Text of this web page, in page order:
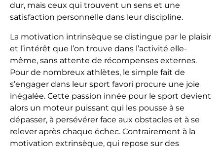
dur, mais ceux qui trouvent un sens et une
satisfaction personnelle dans leur discipline.
La motivation intrinsèque se distingue par le plaisir
et l’intérêt que l’on trouve dans l’activité elle-
même, sans attente de récompenses externes.
Pour de nombreux athlètes, le simple fait de
s’engager dans leur sport favori procure une joie
inégalée. Cette passion innée pour le sport devient
alors un moteur puissant qui les pousse à se
dépasser, à persévérer face aux obstacles et à se
relever après chaque échec. Contrairement à la
motivation extrinsèque, qui repose sur des